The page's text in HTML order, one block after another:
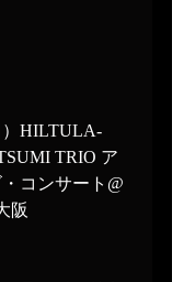
）HILTULA-
TRIO ア
コンサート@
阪